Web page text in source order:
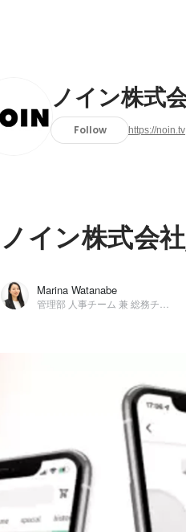
ノイン株式
Follow https://noin.tv
ノイン株式会
Marina Watanabe